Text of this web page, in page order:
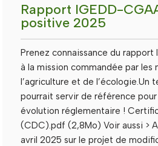
Rapport IGEDD-
positive 2025
Prenez connaissance du rapport
à la mission commandée par les
l’agriculture et de l’écologie.Un
pourrait servir de référence
évolution réglementaire !
(CDC).pdf (2,8Mo) Voir aussi >
avril 2025 sur le projet de